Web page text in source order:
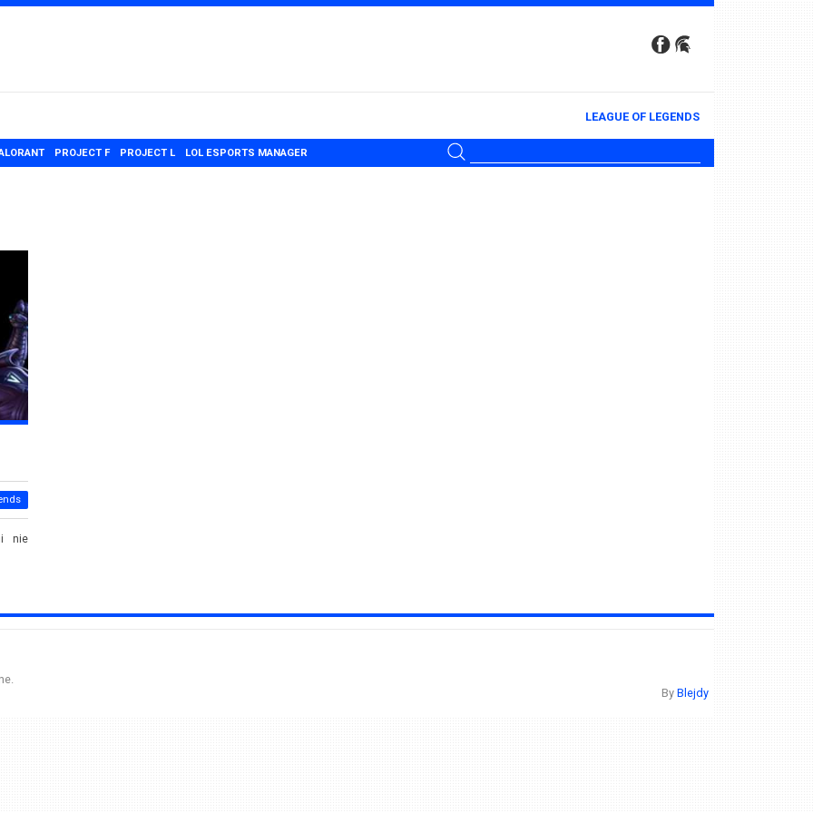
LEAGUE OF LEGENDS
PROJECT F PROJECT L LOL ESPORTS MANAGER
nie
By Blejdy